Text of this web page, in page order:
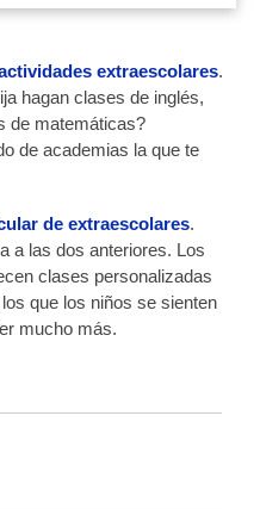
extraescolares.
hagan clases de inglés,
de matemáticas?
de academias la que te
de extraescolares.
a las dos anteriores. Los
clases personalizadas
que los niños se sienten
mucho más.